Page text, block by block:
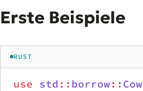
Erste Beispiele
RUST
use std :: borrow:: Cow